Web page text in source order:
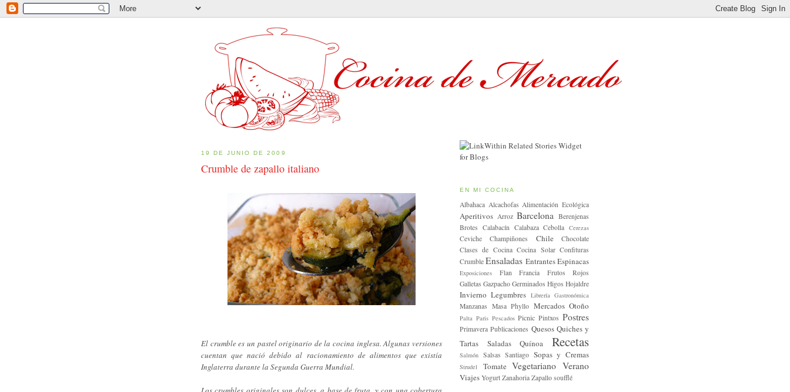
19 DE JUNIO DE 2009
Crumble de zapallo italiano
El crumble es un pastel originario de la cocina inglesa. Algunas versiones
cuentan que nació debido al racionamiento de alimentos que existía
Inglaterra durante la Segunda Guerra Mundial.
EN MI COCINA
Albahaca Alcachofas Alimentación Ecológica
Aperitivos Arroz Barcelona
Berenjenas
Brotes Calabacín Calabaza Cebolla Cerezas
Ceviche Champiñones Chile
Chocolate
Clases de Cocina Cocina Solar Confituras
Crumble Ensaladas EntrantesEspinacas
Exposiciones Flan Francia
Frutos Rojos
Galletas Gazpacho Germinados Higos Hojaldre
Invierno Legumbres Librería Gastronómica
Manzanas Masa Phyllo Mercados Otoño
Palta Paris Pescados Picnic Pintxos Postres
Primavera Publicaciones Quesos Quiches y
Tartas Saladas
Quínoa Recetas
Salmón Salsas Santiago Sopas y Cremas
Strudel Tomate Vegetariano Verano
Viajes Yogurt Zanahoria Zapallo soufflé